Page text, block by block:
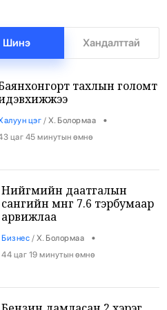
Шинэ Хандалттай
тахлын голомт
цэг / Х. Болормаа •
цаг 45 минутын өмнө
Нийгмийн даатгалын
сангийн мөнгө 7.6 тэрбумаар
арвижлаа
Бизнес / Х. Болормаа •
44 цаг 19 минутын өмнө